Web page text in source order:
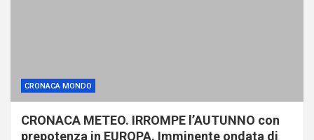
CRONACA MONDO
CRONACA METEO. IRROMPE l’AUTUNNO con
prepotenza in EUROPA. Imminente ondata di